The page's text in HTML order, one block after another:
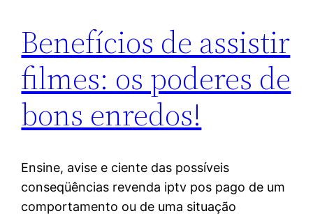
Benefícios de assistir
filmes: os poderes de
bons enredos!
Ensine, avise e ciente das possíveis
conseqüências revenda iptv pos pago de um
comportamento ou de uma situação